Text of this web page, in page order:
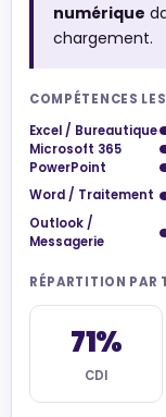
numérique
chargement.
COMPÉTENCES
Excel / Bureautique
Microsoft 365
PowerPoint
Word / Traitement
Outlook /
Messagerie
RÉPARTITION PAR
71%
CDI